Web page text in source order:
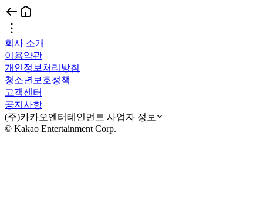
회사 소개
이용약관
개인정보처리방침
청소년보호정책
고객센터
공지사항
(주)카카오엔터테인먼트 사업자 정보
© Kakao Entertainment Corp.